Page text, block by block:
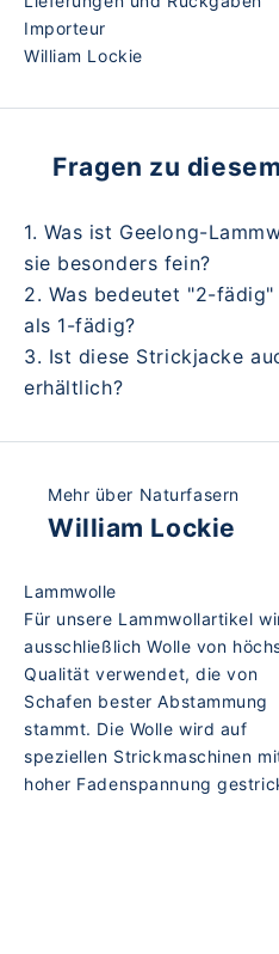
Importeur
William Lockie
Fragen zu
1. Was ist Geelong-
sie besonders fein?
2. Was bedeutet "2-
als 1-fädig?
3. Ist diese Strickjacke
erhältlich?
Mehr über Naturfasern
William Lockie
Lammwolle
Für unsere Lammwollartikel
ausschließlich Wolle von
Qualität verwendet, die von
Schafen bester Abstammung
stammt. Die Wolle wird auf
speziellen Strickmaschinen
hoher Fadenspannung